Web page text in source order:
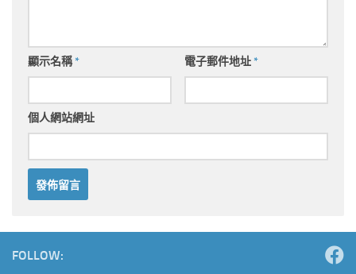
顯示名稱* 電子郵件地址*
個人網站網址
FOLLOW: